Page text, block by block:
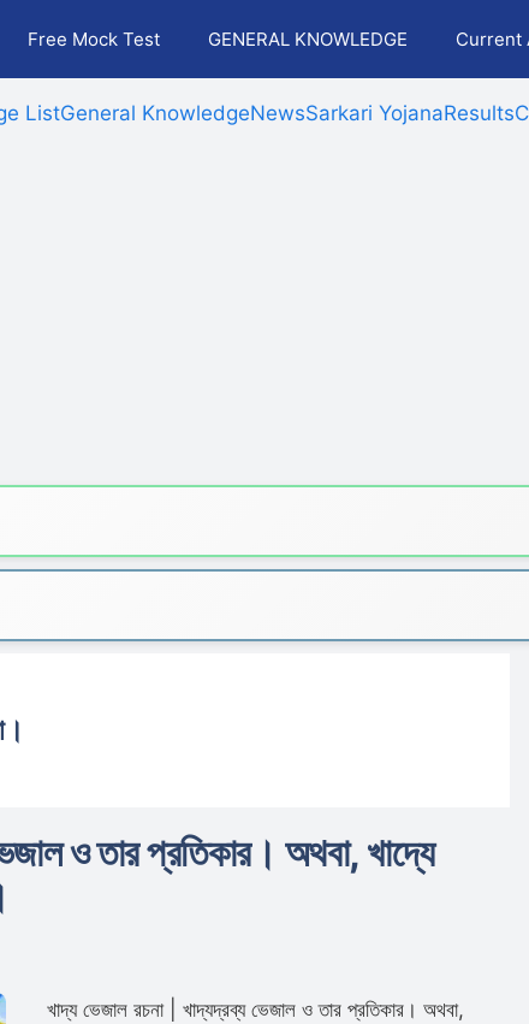
Free Mock Test GENERAL KNOWLEDGE Current
ListGeneral KnowledgeNewsSarkari YojanaResults
ও তার প্রতিকার। অথবা, খাদ্যে
খাদ্য ভেজাল রচনা | খাদ্যদ্রব্য ভেজাল ও তার প্রতিকার। অথবা,